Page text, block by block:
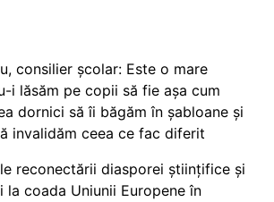
consilier școlar: Este o mare
i lăsăm pe copii să fie așa cum
dornici să îi băgăm în șabloane și
invalidăm ceea ce fac diferit
reconectării diasporei științifice și
la coada Uniunii Europene în